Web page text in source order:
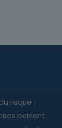
risque :
peinent